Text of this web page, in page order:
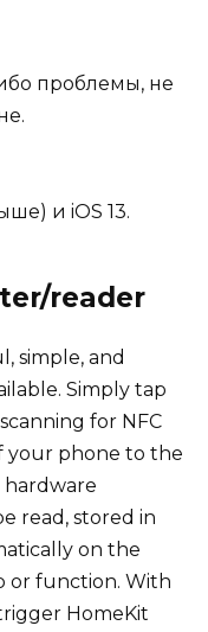
проблемы, не
и iOS 13.
reader
simple, and
Simply tap
for NFC
your phone to the
hardware
read, stored in
on the
or function. With
HomeKit